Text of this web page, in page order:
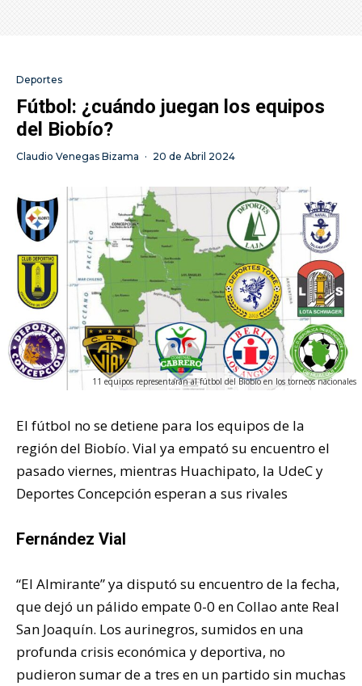
Deportes
Fútbol: ¿cuándo juegan los equipos
del Biobío?
Claudio Venegas Bizama · 20 de Abril 2024
11 equipos representarán al fútbol del Biobío en los torneos nacionales
El fútbol no se detiene para los equipos de la
región del Biobío. Vial ya empató su encuentro el
pasado viernes, mientras Huachipato, la UdeC y
Deportes Concepción esperan a sus rivales
Fernández Vial
“El Almirante” ya disputó su encuentro de la fecha,
que dejó un pálido empate 0-0 en Collao ante Real
San Joaquín. Los aurinegros, sumidos en una
profunda crisis económica y deportiva, no
pudieron sumar de a tres en un partido sin muchas